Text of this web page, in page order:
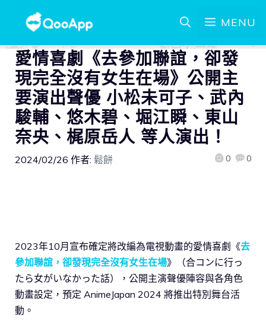
MENU
愛情喜劇《去參加聯誼，卻發
現完全沒有女生在場》公開主
要演出聲優 小松未可子、武內
駿輔、悠木碧、堀江瞬、東山
奈央、梶原岳人 等人演出！
2024/02/26 作者: 鬆餅 0 0
2023年10月宣布確定將改編為電視動畫的愛情喜劇《去
參加聯誼，卻發現完全沒有女生在場》（合コンに行っ
たら女がいなかった話），公開主演聲優陣容與各角色
動畫設定，預定 AnimeJapan 2024 將推出特別舞台活
動。